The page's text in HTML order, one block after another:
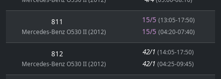
811
Mercedes-Benz O530 II (2012)
15/5 (13:05-17:50)
15/5 (04:20-07:40)
812
Mercedes-Benz O530 II (2012)
42/1 (14:05-17:50)
42/1 (04:25-09:45)